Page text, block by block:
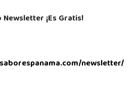
¡Es Gratis!
newsletter/